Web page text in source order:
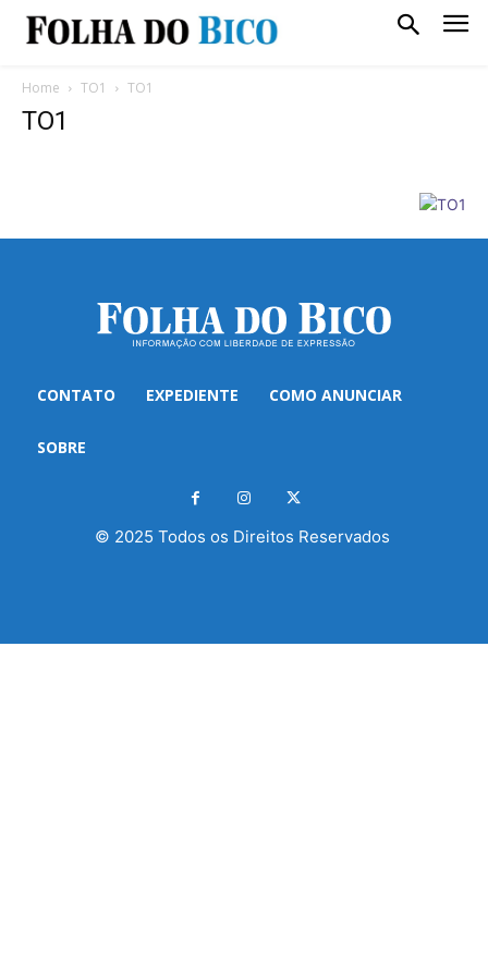
Home TO1 TO1
TO1
CONTATO EXPEDIENTE COMO ANUNCIAR
SOBRE
© 2025 Todos os Direitos Reservados